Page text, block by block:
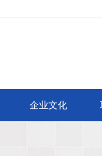
企业文化